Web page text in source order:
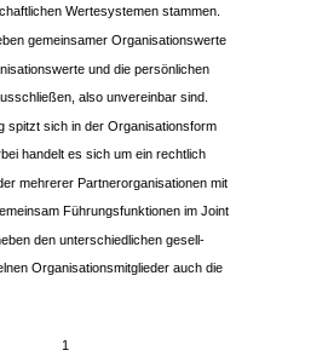
1
Wertesystemen stammen.
gemeinsamer Organisationswerte
und die persönlichen
also unvereinbar sind.
spitzt sich in der Organisationsform
handelt es sich um ein rechtlich
mehrerer Partnerorganisationen mit
Führungsfunktionen im Joint
den unterschiedlichen gesell-
Organisationsmitglieder auch die